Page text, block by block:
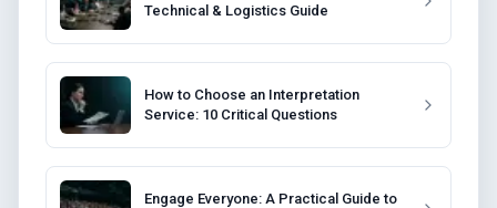
Technical & Logistics Guide
How to Choose an Interpretation
Service: 10 Critical Questions
Engage Everyone: A Practical Guide to